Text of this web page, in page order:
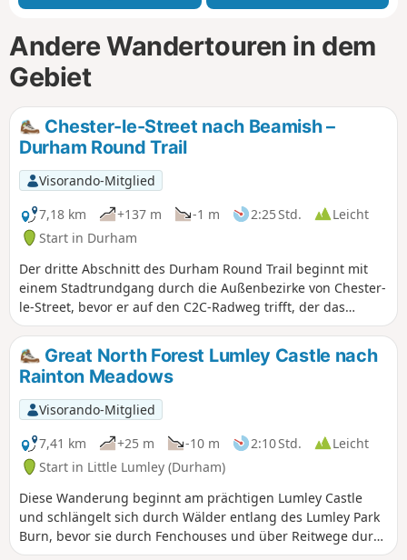
Andere Wandertouren in dem
Gebiet
Chester-le-Street nach Beamish –
Durham Round Trail
Visorando-Mitglied
7,18 km
+137 m -1 m 2:25 Std.
Leicht
Start in Durham
Der dritte Abschnitt des Durham Round Trail beginnt mit
einem Stadtrundgang durch die Außenbezirke von Chester-
le-Street, bevor er auf den C2C-Radweg trifft, der das
Wandern leicht macht. Allerdings ist die gesamte Strecke
von Chester-le-Street bis Beamish bergauf. Achten Sie
unterwegs auf Skulpturen, die sich auf die industrielle
Vergangenheit sowie auf Legenden beziehen.
Great North Forest Lumley Castle nach
Rainton Meadows
Visorando-Mitglied
7,41 km
+25 m -10 m 2:10 Std.
Leicht
Start in Little Lumley (Durham)
Diese Wanderung beginnt am prächtigen Lumley Castle
und schlängelt sich durch Wälder entlang des Lumley Park
Burn, bevor sie durch Fenchouses und über Reitwege durch
offene Felder zum Rainton Meadows Nature Reserve führt.